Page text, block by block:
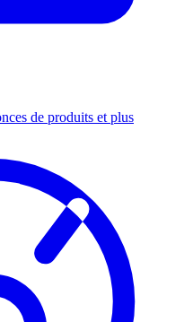
de produits et plus